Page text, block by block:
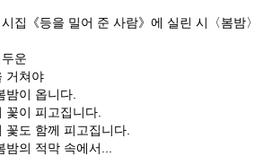
집《등을 밀어 준 사람》에 실린 시〈봄밤
운
거쳐야
밤이 옵니다.
꽃이 피고집니다.
꽃도 함께 피고집니다.
밤의 적막 속에서...